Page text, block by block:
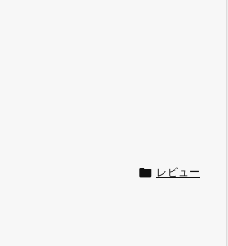
 レビュー